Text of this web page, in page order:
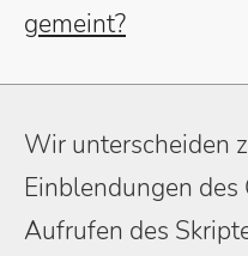
gemeint?
Wir unterscheiden
Einblendungen des
Aufrufen des